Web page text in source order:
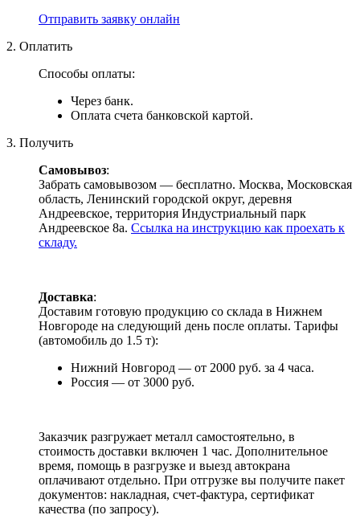
Отправить заявку онлайн
2. Оплатить
Способы оплаты:
Через банк.
Оплата счета банковской картой.
3. Получить
Самовывоз:
Забрать самовывозом — бесплатно. Москва, Московская
область, Ленинский городской округ, деревня
Андреевское, территория Индустриальный парк
Андреевское 8а. Ссылка на инструкцию как проехать к
складу.
Доставка:
Доставим готовую продукцию со склада в Нижнем
Новгороде на следующий день после оплаты. Тарифы
(автомобиль до 1.5 т):
Нижний Новгород — от 2000 руб. за 4 часа.
Россия — от 3000 руб.
Заказчик разгружает металл самостоятельно, в
стоимость доставки включен 1 час. Дополнительное
время, помощь в разгрузке и выезд автокрана
оплачивают отдельно. При отгрузке вы получите пакет
документов: накладная, счет-фактура, сертификат
качества (по запросу).